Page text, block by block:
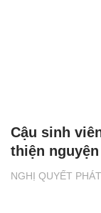
NGHỊ QUYẾT
Cậu sinh
thiện nguyện